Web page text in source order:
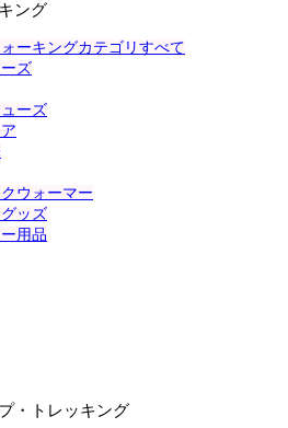
ング
ーキングカテゴリすべて
ズ
ーズ
ウォーマー
ッズ
用品
・トレッキング